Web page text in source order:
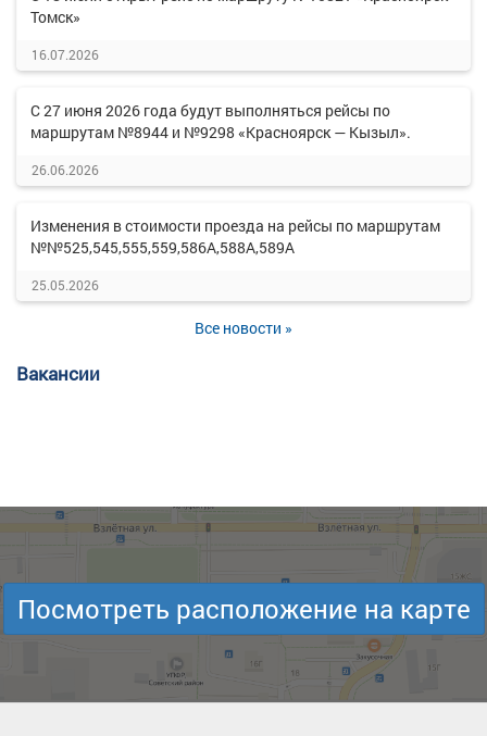
Томск»
16.07.2026
С 27 июня 2026 года будут выполняться рейсы по
маршрутам №8944 и №9298 «Красноярск — Кызыл».
26.06.2026
Изменения в стоимости проезда на рейсы по маршрутам
№№525,545,555,559,586А,588А,589А
25.05.2026
Все новости »
Вакансии
Посмотреть расположение на карте